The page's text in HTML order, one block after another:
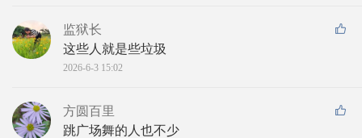
监狱长
这些人就是些垃圾
2026-6-3 15:02
方圆百里
跳广场舞的人也不少